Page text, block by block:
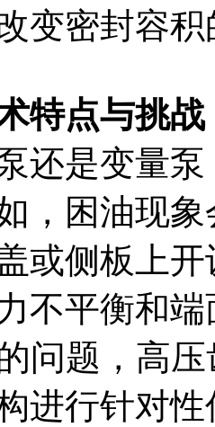
变密封容
特点与挑战
还是变量
，困油现
或侧板上
不平衡和
问题，高
进行针对